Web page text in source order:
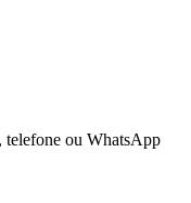
telefone ou WhatsApp